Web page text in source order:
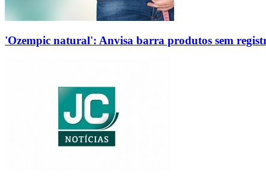
'Ozempic natural': Anvisa barra produtos sem